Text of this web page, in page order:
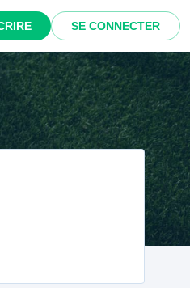
SE CONNECTER